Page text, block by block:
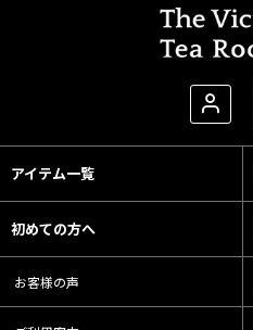
アイテム一覧
初めての方へ
お客様の声